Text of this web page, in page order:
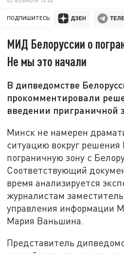
ПОДПИШИТЕСЬ:
МИД Белоруссии о
Не мы это начали
В дипведомстве
прокомментировали
введении приграничной
Минск не намерен
ситуацию вокруг решения
пограничную зону с
Соответствующий
время анализируется
журналистам
управления информации
Мария Ваньшина.
Представитель